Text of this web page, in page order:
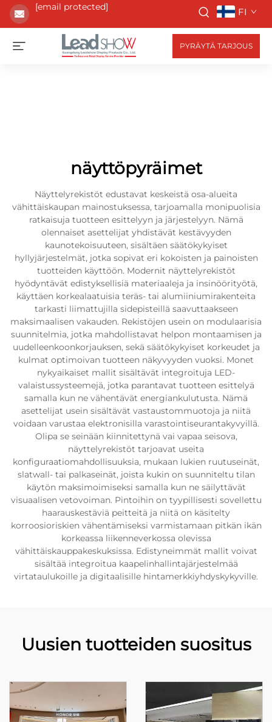
[email protected] FI
PYRÄYTÄ TARJOUS
näyttöpyräimet
Näyttelyrekistöt edustavat keskeistä osa-alueita
vähittäiskaupan mainostuksessa, tarjoamalla monipuolisia
ratkaisuja tuotteen esittelyyn ja järjestelyyn. Nämä
olennaiset asettelijat yhdistävät kestävyyden
kaunotekoisuuteen, sisältäen säätökykyiset
hyllyjärjestelmät, jotka sopivat eri kokoisten ja painoisten
tuotteiden käyttöön. Modernit näyttelyrekistöt
hyödyntävät edistyksellisiä materiaaleja ja insinöörityötä,
käyttäen korkealaatuisia teräs- tai alumiiniumirakenteita
tarkasti liimattujilla sidepisteillä saavuttaakseen
maksimaalisen vakauden. Rekistöjen usein on modulaarisia
suunnitelmia, jotka mahdollistavat helpon montaamisen ja
uudelleenkoonkorjauksen, sekä säätökykyiset korkeudet ja
kulmat optimoivan tuotteen näkyvyyden vuoksi. Monet
nykyaikaiset mallit sisältävät integroituja LED-
valaistussysteemejä, jotka parantavat tuotteen esittelyä
samalla kun ne vähentävät energiankulutusta. Nämä
asettelijat usein sisältävät vastaustommuotoja ja niitä
voidaan varustaa elektronisilla varastointiseurantakyvyillä.
Olipa se seinään kiinnitettynä vai vapaa seisova,
näyttelyrekistöt tarjoavat useita
konfiguraatiomahdollisuuksia, mukaan lukien ruutuseinät,
slatwall- tai palkaseinät, joista kukin on suunniteltu tilan
käytön maksimoimiseksi samalla kun ne säilyttävät
visuaalisen vetovoiman. Pintoihin on tyypillisesti sovellettu
haarauskestäviä peitteitä ja niitä on käsitelty
korroosioriskien vähentämiseksi varmistamaan pitkän ikän
korkeassa liikenneverkossa olevissa
vähittäiskauppakeskuksissa. Edistyneimmät mallit voivat
sisältää integroitua kaapelinhallintajärjestelmää
virtataulukoille ja digitaalisille hintamerkkiyhdyskykyville.
Uusien tuotteiden suositus